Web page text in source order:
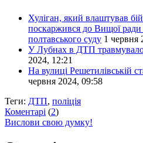
Хуліган, який влаштував
поскаржився до Вищої ради
полтавського суду 1 червня
У Лубнах в ДТП
2024, 12:21
На вулиці Решетилівській
червня 2024, 09:58
Теги: ДТП, поліція
Коментарі (2)
Вислови свою думку!